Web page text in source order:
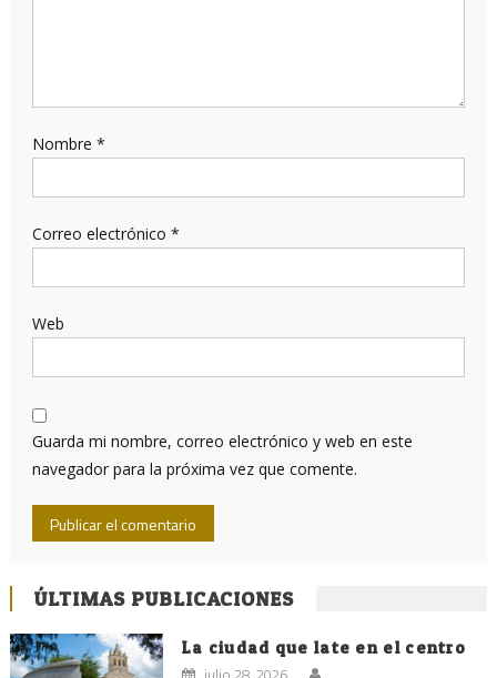
Nombre *
Correo electrónico *
Web
Guarda mi nombre, correo electrónico y web en este
navegador para la próxima vez que comente.
ÚLTIMAS PUBLICACIONES
La ciudad que late en el centro